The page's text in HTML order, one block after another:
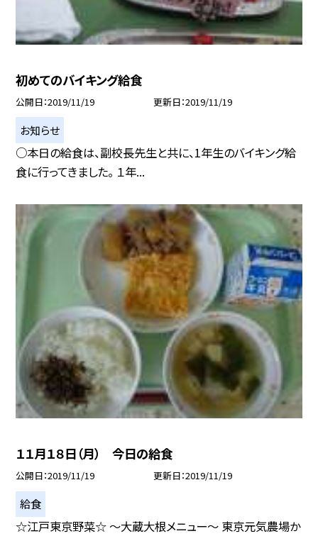
初めてのバイキング給食
公開日 2019/11/19 更新日 2019/11/19
お知らせ
○本日の給食は、副校長先生と共に、1年生のバイキング給
食に行ってきました。 １年...
１１月１８日（月） 今日の給食
公開日 2019/11/19 更新日 2019/11/19
給食
☆江戸東京野菜☆ 〜大蔵大根メニュー〜 東京元気農場か